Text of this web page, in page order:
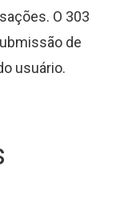
O 303
de
usuário.